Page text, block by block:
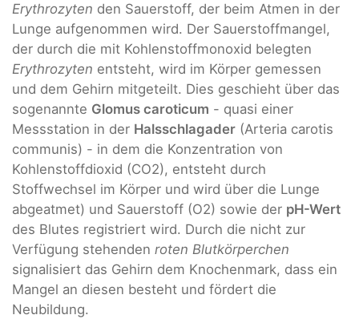
Erythrozyten den Sauerstoff, der beim Atmen in der
Lunge aufgenommen wird. Der Sauerstoffmangel,
der durch die mit Kohlenstoffmonoxid belegten
Erythrozyten entsteht, wird im Körper gemessen
und dem Gehirn mitgeteilt. Dies geschieht über das
sogenannte Glomus caroticum - quasi einer
Messstation in der Halsschlagader (Arteria carotis
communis) - in dem die Konzentration von
Kohlenstoffdioxid (CO2), entsteht durch
Stoffwechsel im Körper und wird über die Lunge
abgeatmet) und Sauerstoff (O2) sowie der pH-Wert
des Blutes registriert wird. Durch die nicht zur
Verfügung stehenden roten Blutkörperchen
signalisiert das Gehirn dem Knochenmark, dass ein
Mangel an diesen besteht und fördert die
Neubildung.